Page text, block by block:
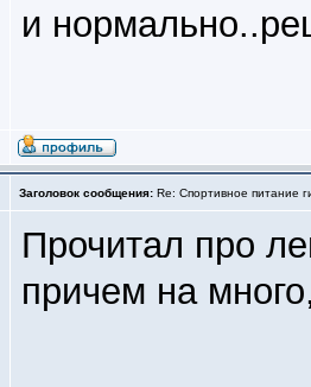
и
Заголовок сообщения: Re: Спортивное питание
Прочитал про
причем на